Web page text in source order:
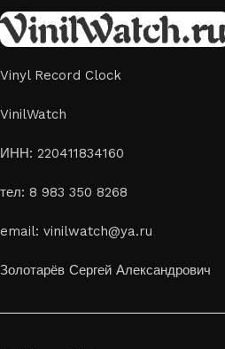
Vinyl Record Clock
VinilWatch
ИНН: 220411834160
тел: 8 983 350 8268
email: vinilwatch@ya.ru
Золотарёв Сергей Александрович